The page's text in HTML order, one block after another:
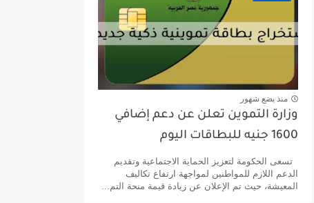
منذ بضع شهور
وزارة التموين تعلن عن دعم إضافي
1600 جنيه للبطاقات اليوم
تسعى الحكومة لتعزيز الحماية الاجتماعية وتقديم
الدعم اللازم للمواطنين لمواجهة ارتفاع تكاليف
المعيشة، حيث تم الإعلان عن زيادة قيمة منحة التم...